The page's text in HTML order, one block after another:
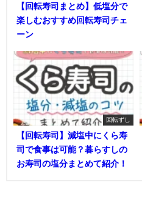
【回転寿司まとめ】低塩分で
楽しむおすすめ回転寿司チェ
ーン
回転ずし
【回転寿司】減塩中にくら寿
司で食事は可能？暮らすしの
お寿司の塩分まとめて紹介！